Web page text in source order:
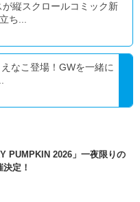
縦スクロールコミック新
ち...
なこ登場！GWを一緒に
PUMPKIN 2026」一夜限りの
定！